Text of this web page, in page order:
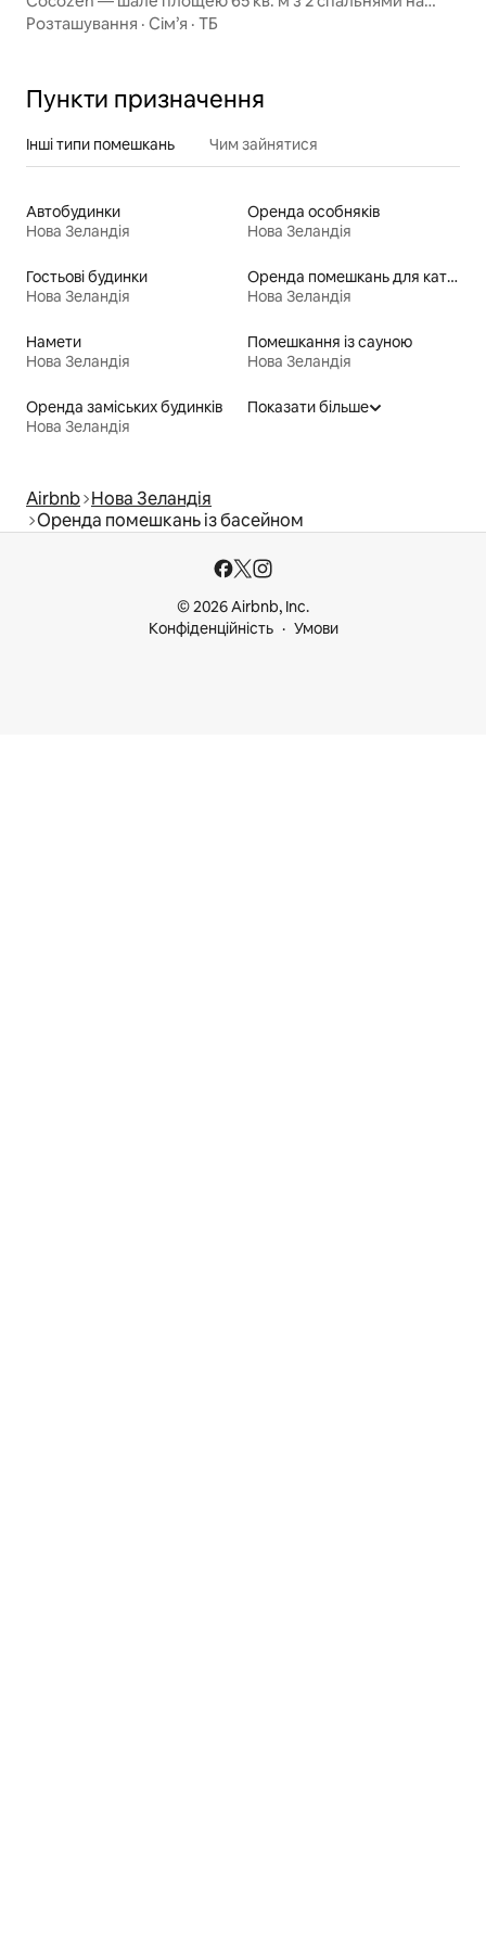
території садиби 25a
Розташування · Сім’я · ТБ
Пункти призначення
Інші типи помешкань Чим зайнятися
Автобудинки
Нова Зеландія
Оренда особняків
Нова Зеландія
Гостьові будинки
Нова Зеландія
Оренда помешкань для катання на лижах «від порога»
Нова Зеландія
Намети
Нова Зеландія
Помешкання із сауною
Нова Зеландія
Оренда заміських будинків
Нова Зеландія
Показати більше
Airbnb Нова Зеландія
Оренда помешкань із басейном
© 2026 Airbnb, Inc.
Конфіденційність
Умови